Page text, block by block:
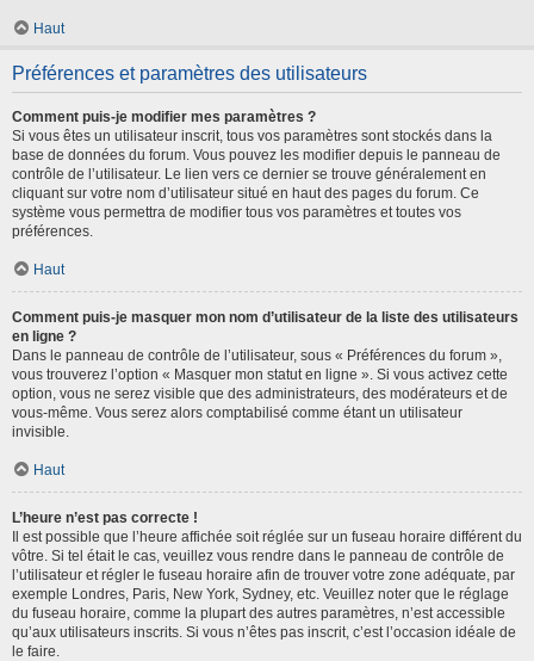
Haut
Préférences et paramètres des utilisateurs
Comment puis-je modifier mes paramètres ?
Si vous êtes un utilisateur inscrit, tous vos paramètres sont stockés dans la
base de données du forum. Vous pouvez les modifier depuis le panneau de
contrôle de l’utilisateur. Le lien vers ce dernier se trouve généralement en
cliquant sur votre nom d’utilisateur situé en haut des pages du forum. Ce
système vous permettra de modifier tous vos paramètres et toutes vos
préférences.
Haut
Comment puis-je masquer mon nom d’utilisateur de la liste des utilisateurs
en ligne ?
Dans le panneau de contrôle de l’utilisateur, sous « Préférences du forum »,
vous trouverez l’option « Masquer mon statut en ligne ». Si vous activez cette
option, vous ne serez visible que des administrateurs, des modérateurs et de
vous-même. Vous serez alors comptabilisé comme étant un utilisateur
invisible.
Haut
L’heure n’est pas correcte !
Il est possible que l’heure affichée soit réglée sur un fuseau horaire différent du
vôtre. Si tel était le cas, veuillez vous rendre dans le panneau de contrôle de
l’utilisateur et régler le fuseau horaire afin de trouver votre zone adéquate, par
exemple Londres, Paris, New York, Sydney, etc. Veuillez noter que le réglage
du fuseau horaire, comme la plupart des autres paramètres, n’est accessible
qu’aux utilisateurs inscrits. Si vous n’êtes pas inscrit, c’est l’occasion idéale de
le faire.